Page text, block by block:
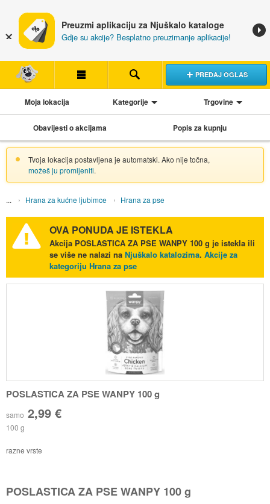
Preuzmi aplikaciju za Njuškalo kataloge
Gdje su akcije? Besplatno preuzimanje aplikacije!
PREDAJ OGLAS
Moja lokacija Kategorije Trgovine
Obavijesti o akcijama Popis za kupnju
Tvoja lokacija postavljena je automatski. Ako nije točna,
možeš ju promijeniti.
Hrana za kućne ljubimce Hrana za pse
OVA PONUDA JE ISTEKLA
Akcija POSLASTICA ZA PSE WANPY 100 g je istekla ili
se više ne nalazi na Njuškalo katalozima. Akcije za
kategoriju Hrana za pse
POSLASTICA ZA PSE WANPY 100 g
samo 2,99 €
100 g
razne vrste
POSLASTICA ZA PSE WANPY 100 g